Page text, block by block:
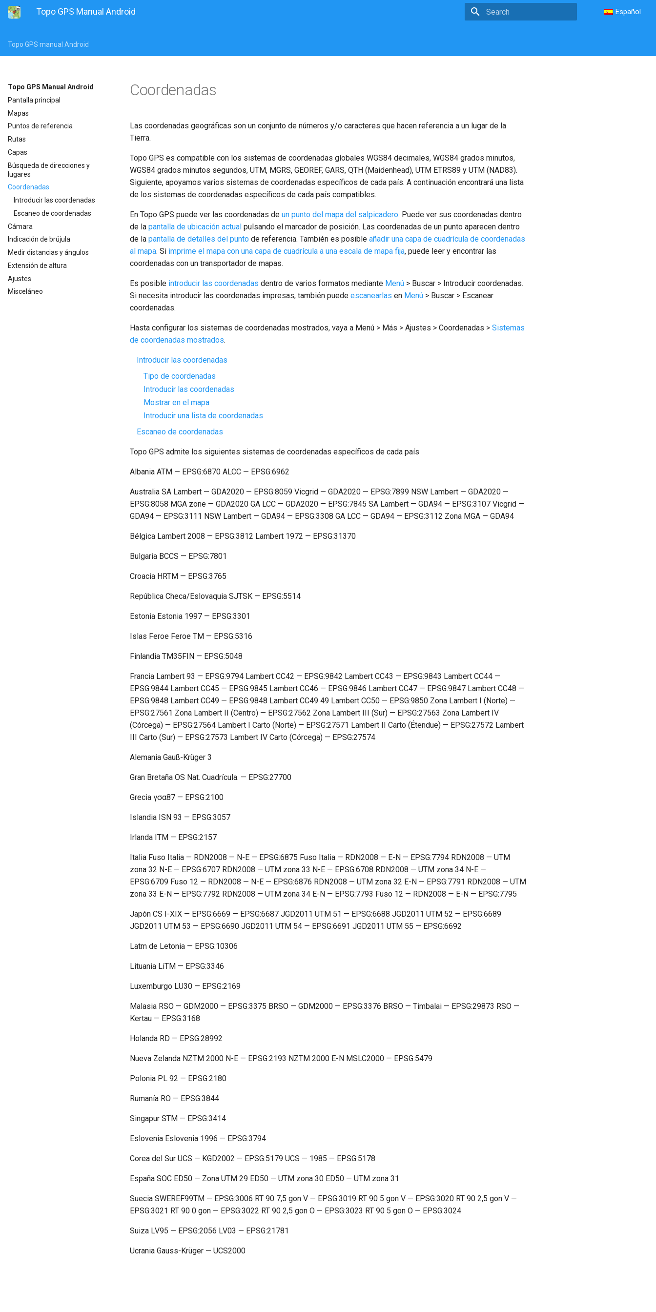
Topo GPS Manual Android Español
Topo GPS manual Android
Topo GPS Manual Android
Pantalla principal
Mapas
Puntos de referencia
Rutas
Capas
Búsqueda de direcciones y
lugares
Coordenadas
Introducir las coordenadas
Escaneo de coordenadas
Cámara
Indicación de brújula
Medir distancias y ángulos
Extensión de altura
Ajustes
Misceláneo
Coordenadas
Las coordenadas geográficas son un conjunto de números y/o caracteres que hacen referencia a un lugar de la
Tierra.
Topo GPS es compatible con los sistemas de coordenadas globales WGS84 decimales, WGS84 grados minutos,
WGS84 grados minutos segundos, UTM, MGRS, GEOREF, GARS, QTH (Maidenhead), UTM ETRS89 y UTM (NAD83).
Siguiente, apoyamos varios sistemas de coordenadas específicos de cada país. A continuación encontrará una lista
de los sistemas de coordenadas específicos de cada país compatibles.
En Topo GPS puede ver las coordenadas de un punto del mapa del salpicadero. Puede ver sus coordenadas dentro
de la pantalla de ubicación actual pulsando el marcador de posición. Las coordenadas de un punto aparecen dentro
de la pantalla de detalles del punto de referencia. También es posible añadir una capa de cuadrícula de coordenadas
al mapa. Si imprime el mapa con una capa de cuadrícula a una escala de mapa fija, puede leer y encontrar las
coordenadas con un transportador de mapas.
Es posible introducir las coordenadas dentro de varios formatos mediante Menú > Buscar > Introducir coordenadas.
Si necesita introducir las coordenadas impresas, también puede escanearlas en Menú > Buscar > Escanear
coordenadas.
Hasta configurar los sistemas de coordenadas mostrados, vaya a Menú > Más > Ajustes > Coordenadas > Sistemas
de coordenadas mostrados.
Introducir las coordenadas
Tipo de coordenadas
Introducir las coordenadas
Mostrar en el mapa
Introducir una lista de coordenadas
Escaneo de coordenadas
Topo GPS admite los siguientes sistemas de coordenadas específicos de cada país
Albania ATM — EPSG:6870 ALCC — EPSG:6962
Australia SA Lambert — GDA2020 — EPSG:8059 Vicgrid — GDA2020 — EPSG:7899 NSW Lambert — GDA2020 —
EPSG:8058 MGA zone — GDA2020 GA LCC — GDA2020 — EPSG:7845 SA Lambert — GDA94 — EPSG:3107 Vicgrid —
GDA94 — EPSG:3111 NSW Lambert — GDA94 — EPSG:3308 GA LCC — GDA94 — EPSG:3112 Zona MGA — GDA94
Bélgica Lambert 2008 — EPSG:3812 Lambert 1972 — EPSG:31370
Bulgaria BCCS — EPSG:7801
Croacia HRTM — EPSG:3765
República Checa/Eslovaquia SJTSK — EPSG:5514
Estonia Estonia 1997 — EPSG:3301
Islas Feroe Feroe TM — EPSG:5316
Finlandia TM35FIN — EPSG:5048
Francia Lambert 93 — EPSG:9794 Lambert CC42 — EPSG:9842 Lambert CC43 — EPSG:9843 Lambert CC44 —
EPSG:9844 Lambert CC45 — EPSG:9845 Lambert CC46 — EPSG:9846 Lambert CC47 — EPSG:9847 Lambert CC48 —
EPSG:9848 Lambert CC49 — EPSG:9848 Lambert CC49 49 Lambert CC50 — EPSG:9850 Zona Lambert I (Norte) —
EPSG:27561 Zona Lambert II (Centro) — EPSG:27562 Zona Lambert III (Sur) — EPSG:27563 Zona Lambert IV
(Córcega) — EPSG:27564 Lambert I Carto (Norte) — EPSG:27571 Lambert II Carto (Étendue) — EPSG:27572 Lambert
III Carto (Sur) — EPSG:27573 Lambert IV Carto (Córcega) — EPSG:27574
Alemania Gauß-Krüger 3
Gran Bretaña OS Nat. Cuadrícula. — EPSG:27700
Grecia γσα87 — EPSG:2100
Islandia ISN 93 — EPSG:3057
Irlanda ITM — EPSG:2157
Italia Fuso Italia — RDN2008 — N-E — EPSG:6875 Fuso Italia — RDN2008 — E-N — EPSG:7794 RDN2008 — UTM
zona 32 N-E — EPSG:6707 RDN2008 — UTM zona 33 N-E — EPSG:6708 RDN2008 — UTM zona 34 N-E —
EPSG:6709 Fuso 12 — RDN2008 — N-E — EPSG:6876 RDN2008 — UTM zona 32 E-N — EPSG:7791 RDN2008 — UTM
zona 33 E-N — EPSG:7792 RDN2008 — UTM zona 34 E-N — EPSG:7793 Fuso 12 — RDN2008 — E-N — EPSG:7795
Japón CS I-XIX — EPSG:6669 — EPSG:6687 JGD2011 UTM 51 — EPSG:6688 JGD2011 UTM 52 — EPSG:6689
JGD2011 UTM 53 — EPSG:6690 JGD2011 UTM 54 — EPSG:6691 JGD2011 UTM 55 — EPSG:6692
Latm de Letonia — EPSG:10306
Lituania LiTM — EPSG:3346
Luxemburgo LU30 — EPSG:2169
Malasia RSO — GDM2000 — EPSG:3375 BRSO — GDM2000 — EPSG:3376 BRSO — Timbalai — EPSG:29873 RSO —
Kertau — EPSG:3168
Holanda RD — EPSG:28992
Nueva Zelanda NZTM 2000 N-E — EPSG:2193 NZTM 2000 E-N MSLC2000 — EPSG:5479
Polonia PL 92 — EPSG:2180
Rumanía RO — EPSG:3844
Singapur STM — EPSG:3414
Eslovenia Eslovenia 1996 — EPSG:3794
Corea del Sur UCS — KGD2002 — EPSG:5179 UCS — 1985 — EPSG:5178
España SOC ED50 — Zona UTM 29 ED50 — UTM zona 30 ED50 — UTM zona 31
Suecia SWEREF99TM — EPSG:3006 RT 90 7,5 gon V — EPSG:3019 RT 90 5 gon V — EPSG:3020 RT 90 2,5 gon V —
EPSG:3021 RT 90 0 gon — EPSG:3022 RT 90 2,5 gon O — EPSG:3023 RT 90 5 gon O — EPSG:3024
Suiza LV95 — EPSG:2056 LV03 — EPSG:21781
Ucrania Gauss-Krüger — UCS2000